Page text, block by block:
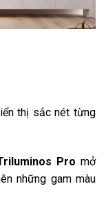
tayBravia CAM
thị sắc nét từng
Pro mở
những gam màu